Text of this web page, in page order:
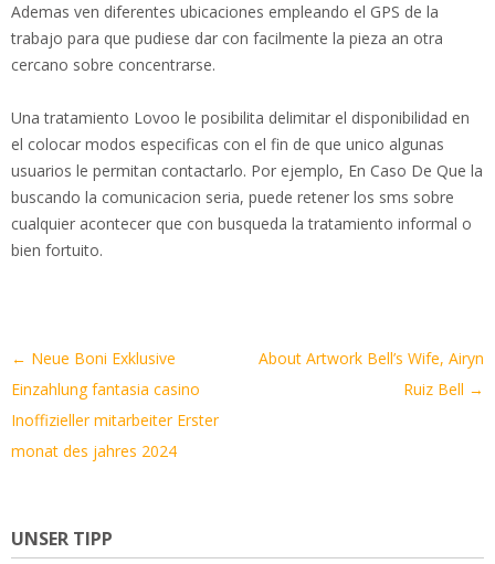
Ademas ven diferentes ubicaciones empleando el GPS de la
trabajo para que pudiese dar con facilmente la pieza an otra
cercano sobre concentrarse.
Una tratamiento Lovoo le posibilita delimitar el disponibilidad en
el colocar modos especificas con el fin de que unico algunas
usuarios le permitan contactarlo. Por ejemplo, En Caso De Que la
buscando la comunicacion seria, puede retener los sms sobre
cualquier acontecer que con busqueda la tratamiento informal o
bien fortuito.
Artikel-
Navigation
← Neue Boni Exklusive
Einzahlung fantasia casino
Inoffizieller mitarbeiter Erster
monat des jahres 2024
About Artwork Bell’s Wife, Airyn
Ruiz Bell →
UNSER TIPP